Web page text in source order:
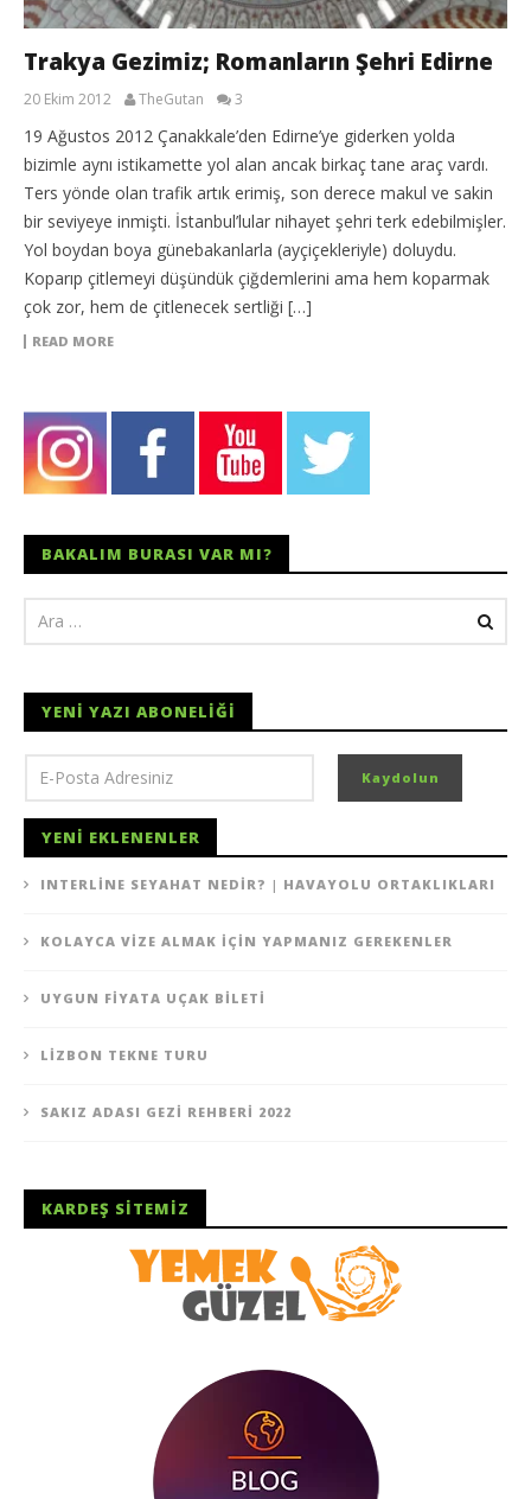
Trakya Gezimiz; Romanların Şehri Edirne
20 Ekim 2012 TheGutan 3
19 Ağustos 2012 Çanakkale’den Edirne’ye giderken yolda
bizimle aynı istikamette yol alan ancak birkaç tane araç vardı.
Ters yönde olan trafik artık erimiş, son derece makul ve sakin
bir seviyeye inmişti. İstanbul’lular nihayet şehri terk edebilmişler.
Yol boydan boya günebakanlarla (ayçiçekleriyle) doluydu.
Koparıp çitlemeyi düşündük çiğdemlerini ama hem koparmak
çok zor, hem de çitlenecek sertliği […]
READ MORE
BAKALIM BURASI VAR MI?
YENI YAZI ABONELIĞI
YENI EKLENENLER
INTERLINE SEYAHAT NEDIR? | HAVAYOLU ORTAKLIKLARI
KOLAYCA VIZE ALMAK İÇIN YAPMANIZ GEREKENLER
UYGUN FIYATA UÇAK BILETI
LIZBON TEKNE TURU
SAKIZ ADASI GEZI REHBERI 2022
KARDEŞ SITEMIZ